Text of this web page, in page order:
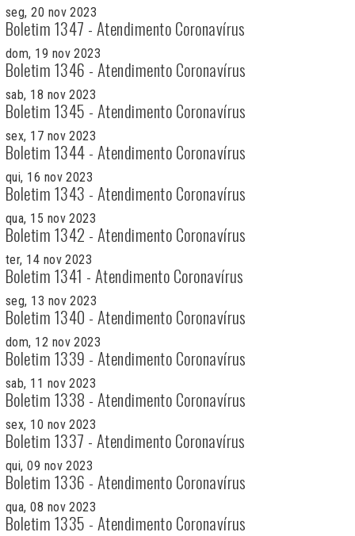
seg, 20 nov 2023
Boletim 1347 - Atendimento Coronavírus
dom, 19 nov 2023
Boletim 1346 - Atendimento Coronavírus
sab, 18 nov 2023
Boletim 1345 - Atendimento Coronavírus
sex, 17 nov 2023
Boletim 1344 - Atendimento Coronavírus
qui, 16 nov 2023
Boletim 1343 - Atendimento Coronavírus
qua, 15 nov 2023
Boletim 1342 - Atendimento Coronavírus
ter, 14 nov 2023
Boletim 1341 - Atendimento Coronavírus
seg, 13 nov 2023
Boletim 1340 - Atendimento Coronavírus
dom, 12 nov 2023
Boletim 1339 - Atendimento Coronavírus
sab, 11 nov 2023
Boletim 1338 - Atendimento Coronavírus
sex, 10 nov 2023
Boletim 1337 - Atendimento Coronavírus
qui, 09 nov 2023
Boletim 1336 - Atendimento Coronavírus
qua, 08 nov 2023
Boletim 1335 - Atendimento Coronavírus